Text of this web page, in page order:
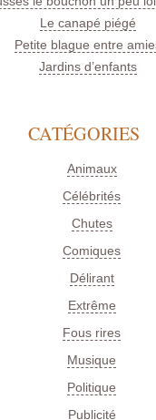
Le canapé piégé
Petite blague entre
Jardins d’enfants
CATÉGORIES
Animaux
Célébrités
Chutes
Comiques
Délirant
Extrême
Fous rires
Musique
Politique
Publicité